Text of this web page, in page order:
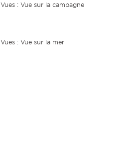
Vues : Vue sur la campagne
Vues : Vue sur la mer